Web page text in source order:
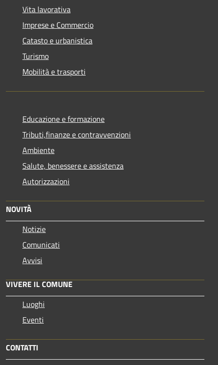
Vita lavorativa
Imprese e Commercio
Catasto e urbanistica
Turismo
Mobilità e trasporti
Educazione e formazione
Tributi,finanze e contravvenzioni
Ambiente
Salute, benessere e assistenza
Autorizzazioni
NOVITÀ
Notizie
Comunicati
Avvisi
VIVERE IL COMUNE
Luoghi
Eventi
CONTATTI